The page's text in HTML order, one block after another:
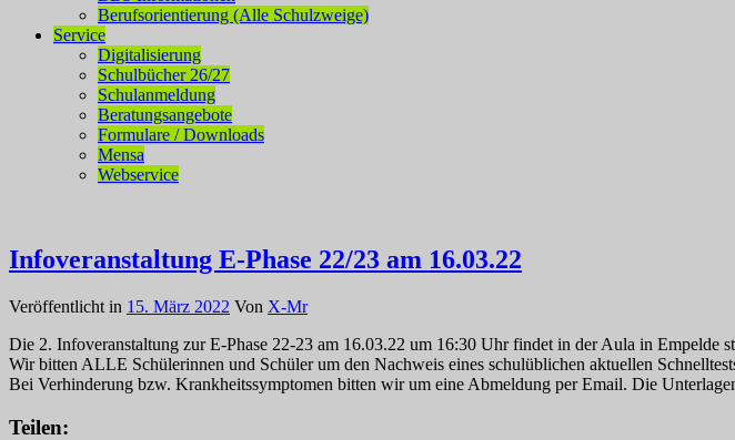
Berufsorientierung (Alle Schulzweige)
Service
Digitalisierung
Schulbücher 26/27
Schulanmeldung
Beratungsangebote
Formulare / Downloads
Mensa
Webservice
Infoveranstaltung E-Phase 22/23 am 16.03.22
Veröffentlicht in 15. März 2022 Von X-Mr
Die 2. Infoveranstaltung zur E-Phase 22-23 am 16.03.22 um 16:30 Uhr findet in der Aula in Empelde
Wir bitten ALLE Schülerinnen und Schüler um den Nachweis eines schulüblichen aktuellen
Bei Verhinderung bzw. Krankheitssymptomen bitten wir um eine Abmeldung per Email. Die
Teilen: